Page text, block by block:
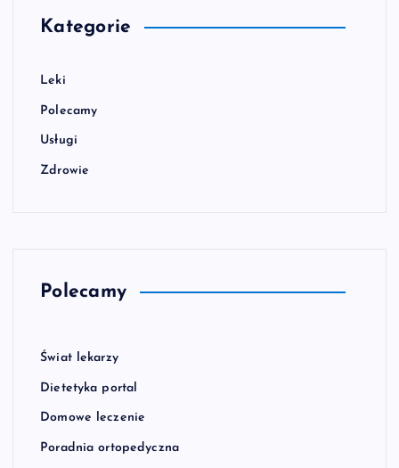
Kategorie
Leki
Polecamy
Usługi
Zdrowie
Polecamy
Świat lekarzy
Dietetyka portal
Domowe leczenie
Poradnia ortopedyczna